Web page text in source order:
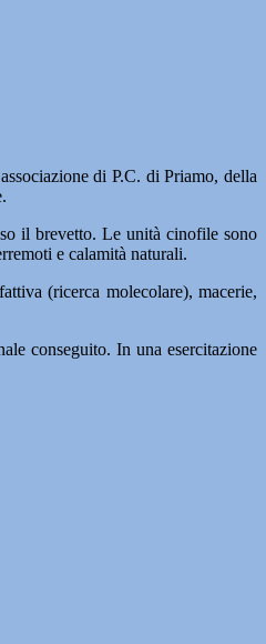
di P.C. di Priamo, della
il brevetto. Le unità cinofile sono
e calamità naturali.
(ricerca molecolare), macerie,
conseguito. In una esercitazione